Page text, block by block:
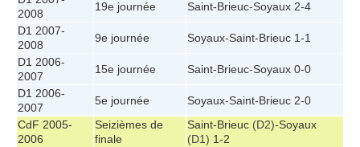
2008
19e journée Saint-Brieuc-Soyaux 2-4
D1 2007-
2008
9e journée Soyaux-Saint-Brieuc 1-1
D1 2006-
2007
15e journée Saint-Brieuc-Soyaux 0-0
D1 2006-
2007
5e journée Soyaux-Saint-Brieuc 2-0
CdF 2005-
2006
Seizièmes de
finale
Saint-Brieuc (D2)-Soyaux
(D1) 1-2